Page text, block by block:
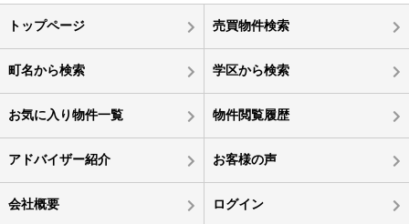
トップページ 売買物件検索
町名から検索 学区から検索
お気に入り物件一覧 物件閲覧履歴
アドバイザー紹介 お客様の声
会社概要 ログイン